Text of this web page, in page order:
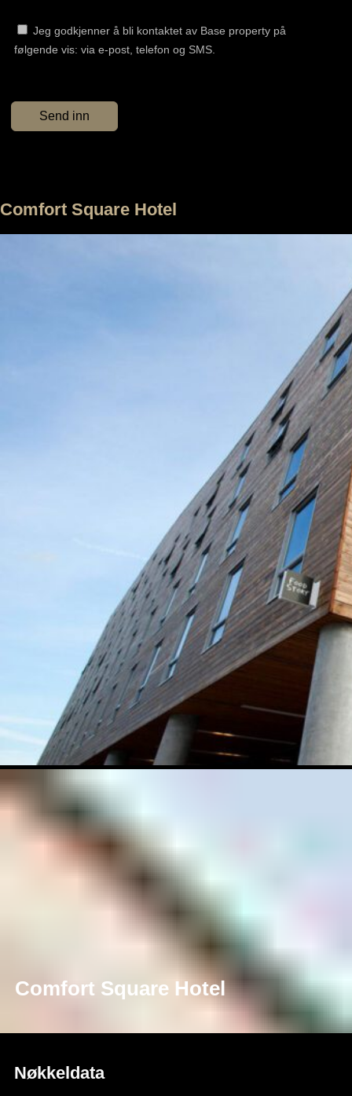
Jeg godkjenner å bli kontaktet av Base property på
følgende vis: via e-post, telefon og SMS.
Comfort Square Hotel
Comfort Square Hotel
Nøkkeldata